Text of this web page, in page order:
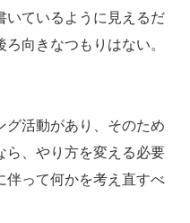
いているように見えるだ
向きなつもりはない。
グ活動があり、そのため
ら、やり方を変える必要
伴って何かを考え直すべ